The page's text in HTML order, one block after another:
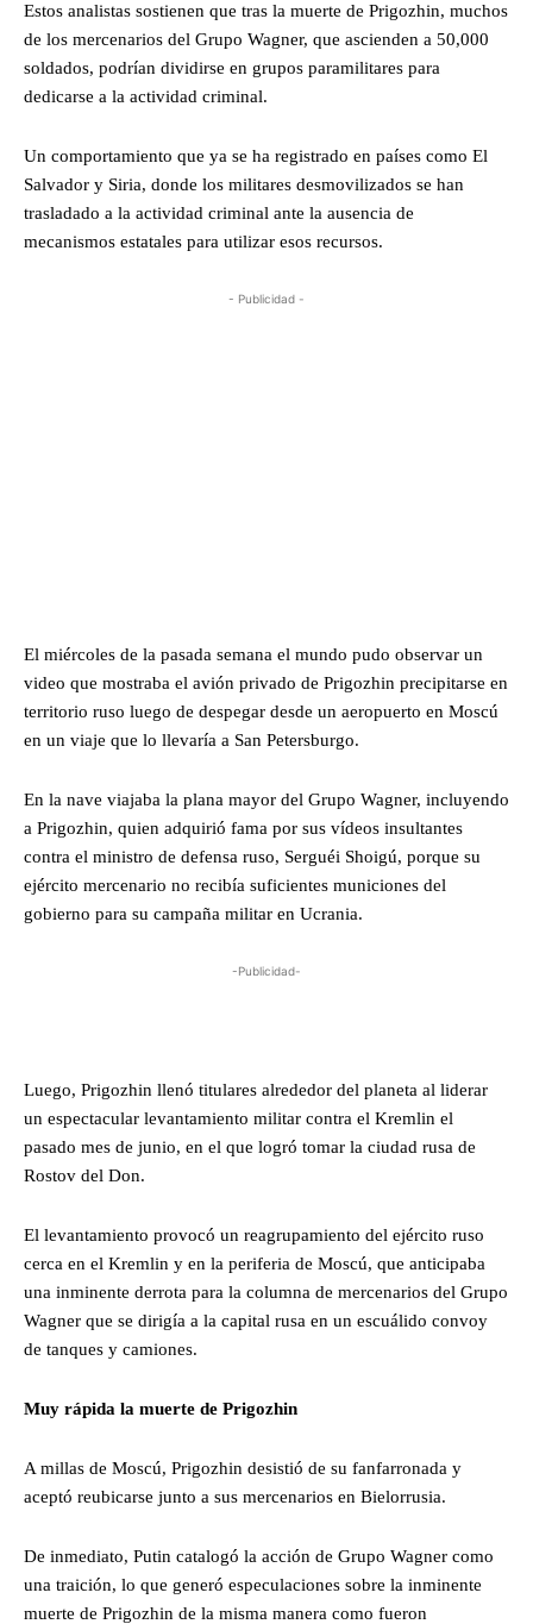
Estos analistas sostienen que tras la muerte de Prigozhin, muchos
de los mercenarios del Grupo Wagner, que ascienden a 50,000
soldados, podrían dividirse en grupos paramilitares para
dedicarse a la actividad criminal.
Un comportamiento que ya se ha registrado en países como El
Salvador y Siria, donde los militares desmovilizados se han
trasladado a la actividad criminal ante la ausencia de
mecanismos estatales para utilizar esos recursos.
- Publicidad -
El miércoles de la pasada semana el mundo pudo observar un
video que mostraba el avión privado de Prigozhin precipitarse en
territorio ruso luego de despegar desde un aeropuerto en Moscú
en un viaje que lo llevaría a San Petersburgo.
En la nave viajaba la plana mayor del Grupo Wagner, incluyendo
a Prigozhin, quien adquirió fama por sus vídeos insultantes
contra el ministro de defensa ruso, Serguéi Shoigú, porque su
ejército mercenario no recibía suficientes municiones del
gobierno para su campaña militar en Ucrania.
-Publicidad-
Luego, Prigozhin llenó titulares alrededor del planeta al liderar
un espectacular levantamiento militar contra el Kremlin el
pasado mes de junio, en el que logró tomar la ciudad rusa de
Rostov del Don.
El levantamiento provocó un reagrupamiento del ejército ruso
cerca en el Kremlin y en la periferia de Moscú, que anticipaba
una inminente derrota para la columna de mercenarios del Grupo
Wagner que se dirigía a la capital rusa en un escuálido convoy
de tanques y camiones.
Muy rápida la muerte de Prigozhin
A millas de Moscú, Prigozhin desistió de su fanfarronada y
aceptó reubicarse junto a sus mercenarios en Bielorrusia.
De inmediato, Putin catalogó la acción de Grupo Wagner como
una traición, lo que generó especulaciones sobre la inminente
muerte de Prigozhin de la misma manera como fueron